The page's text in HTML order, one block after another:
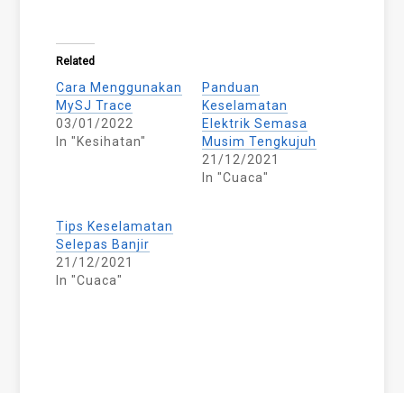
Related
Cara Menggunakan
MySJ Trace
03/01/2022
In "Kesihatan"
Panduan
Keselamatan
Elektrik Semasa
Musim Tengkujuh
21/12/2021
In "Cuaca"
Tips Keselamatan
Selepas Banjir
21/12/2021
In "Cuaca"